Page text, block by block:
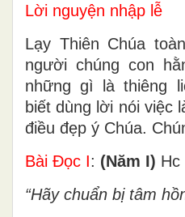
Lời nguyện nhập lễ
Lạy Thiên Chúa
người chúng con
những gì là thiêng
biết dùng lời nói việc
điều đẹp ý Chúa.
Bài Ðọc I: (Năm I) Hc
“Hãy chuẩn bị tâm